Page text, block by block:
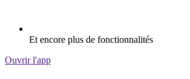
Et encore plus de fonctionnalités
Ouvrir l'app